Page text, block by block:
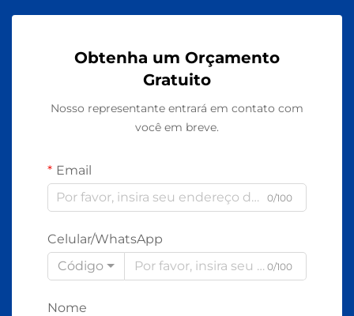
Obtenha um Orçamento
Gratuito
Nosso representante entrará em contato com
você em breve.
Email
0/100
Celular/WhatsApp
Código
0/100
Nome